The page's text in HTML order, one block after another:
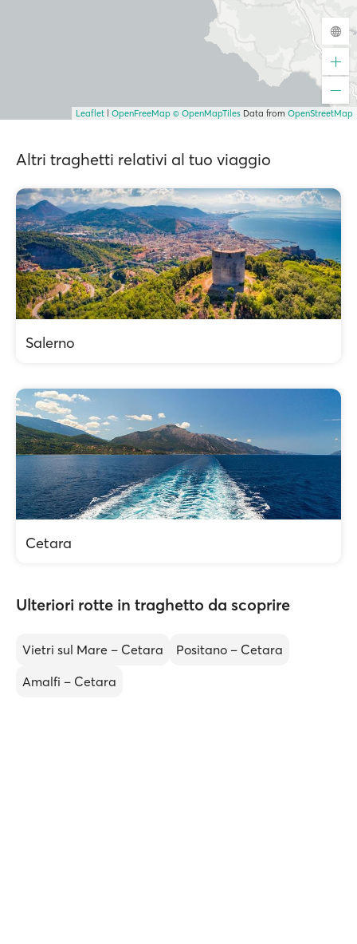
Leaflet OpenFreeMap © OpenMapTiles Data from OpenStreetMap
Altri traghetti relativi al tuo viaggio
Salerno
Cetara
Ulteriori rotte in traghetto da scoprire
Vietri sul Mare – Cetara
Positano – Cetara
Amalfi – Cetara